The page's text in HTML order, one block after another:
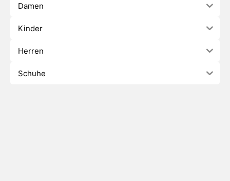
Damen
Kinder
Herren
Schuhe